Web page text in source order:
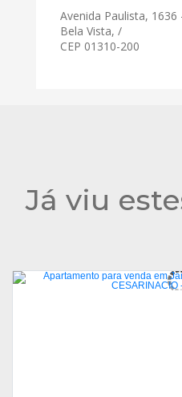
Avenida Paulista,
Bela Vista, /
CEP 01310-200
Já viu